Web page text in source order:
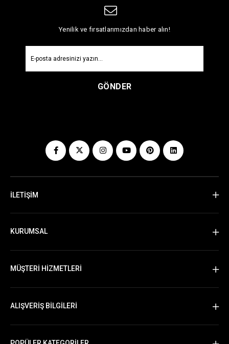
Yenilik ve fırsatlarımızdan haber alın!
GÖNDER
İLETİŞİM
KURUMSAL
MÜŞTERİ HİZMETLERİ
ALIŞVERİŞ BİLGİLERİ